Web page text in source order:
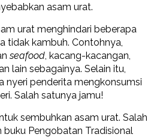
asam urat.
urat menghindari beberapa
tidak kambuh. Contohnya,
seafood, kacang-kacangan,
lain sebagainya. Selain itu,
nyeri penderita mengkonsumsi
Salah satunya jamu!
sembuhkan asam urat. Salah
Pengobatan Tradisional